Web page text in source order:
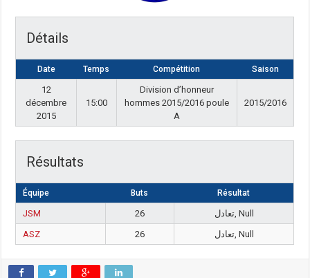
Détails
Date Temps Compétition Saison
12
décembre
2015
15:00
Division d’honneur
hommes 2015/2016 poule
A
2015/2016
Résultats
Équipe Buts Résultat
JSM 26
تعادل, Null
ASZ
26 تعادل, Null